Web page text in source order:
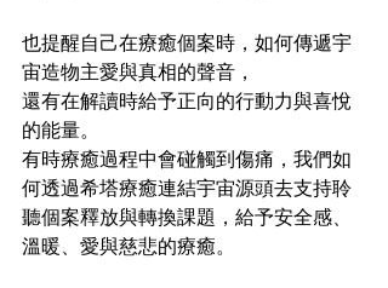
也提醒自己在療癒個案時，如何傳遞宇
宙造物主愛與真相的聲音，
還有在解讀時給予正向的行動力與喜悅
的能量。
有時療癒過程中會碰觸到傷痛，我們如
何透過希塔療癒連結宇宙源頭去支持聆
聽個案釋放與轉換課題，給予安全感、
溫暖、愛與慈悲的療癒。